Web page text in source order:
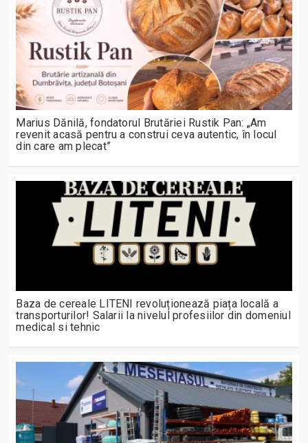
Marius Dănilă, fondatorul Brutăriei Rustik Pan: „Am
revenit acasă pentru a construi ceva autentic, în locul
din care am plecat”
Baza de cereale LITENI revoluționează piața locală a
transporturilor! Salarii la nivelul profesiilor din domeniul
medical si tehnic